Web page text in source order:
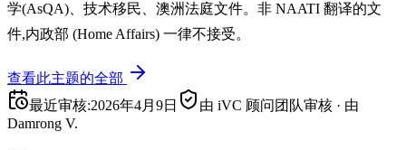
学(AsQA)、技术移民、澳洲法庭文件。非 NAATI 翻译的文
件,内政部 (Home Affairs) 一律不接受。
查看此主题的全部
最近审核:2026年4月9日 由 iVC 顾问团队审核 · 由
Damrong V.